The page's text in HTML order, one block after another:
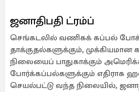
ஜனாதிபதி ட்ரம்ப்
செங்கடலில் வணிகக் கப்பல்
தாக்குதல்களுக்கும், முக்கியமான
நிலையைப் பாதுகாக்கும்
போர்க்கப்பல்களுக்கும் எதிராக
செயல்பட்டு வந்த நிலையில்,